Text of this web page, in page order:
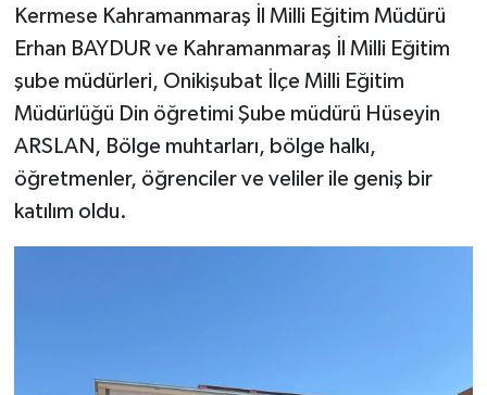
Kermese Kahramanmaraş İl Milli Eğitim Müdürü
Erhan BAYDUR ve Kahramanmaraş İl Milli Eğitim
şube müdürleri, Onikişubat İlçe Milli Eğitim
Müdürlüğü Din öğretimi Şube müdürü Hüseyin
ARSLAN, Bölge muhtarları, bölge halkı,
öğretmenler, öğrenciler ve veliler ile geniş bir
katılım oldu.
TARİH
Genel
Politika
YEREL
ASAYİŞ